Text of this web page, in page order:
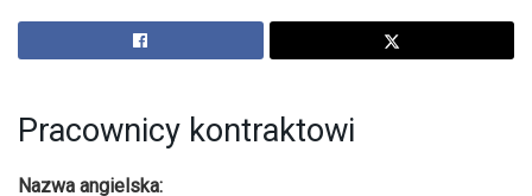
Pracownicy kontraktowi
Nazwa angielska: